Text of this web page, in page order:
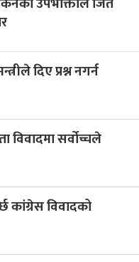
दिए प्रश्न नगर्न
विवादमा सर्वोच्चले
कांग्रेस विवादको